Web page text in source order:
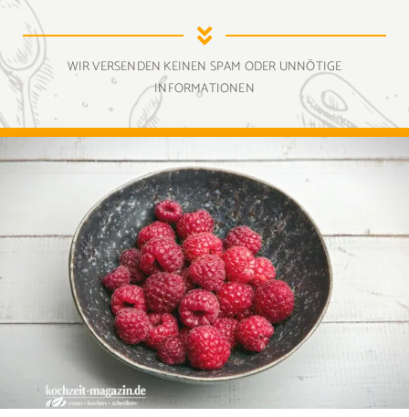
WIR VERSENDEN KEINEN SPAM ODER UNNÖTIGE
INFORMATIONEN